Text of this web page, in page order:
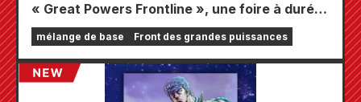
« Great Powers Frontline », une foire à durée
limitée se tiendra dans les magasins Animate
à travers le pays à partir du 20 août, où vous
pourrez obtenir une mini-carte spécialement
dessinée (4 types au total) !
mélange de base Front des grandes puissances